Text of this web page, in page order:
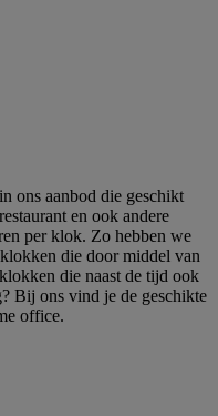
ons aanbod die geschikt
en ook andere
per klok. Zo hebben we
die door middel van
die naast de tijd ook
Bij ons vind je de geschikte
office.